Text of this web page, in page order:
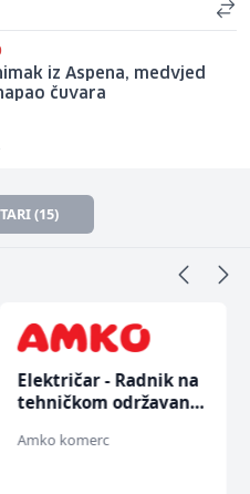
iz Aspena, medvjed
čuvara
(15)
Hostesa (ž)
Bosnian House Restaurant